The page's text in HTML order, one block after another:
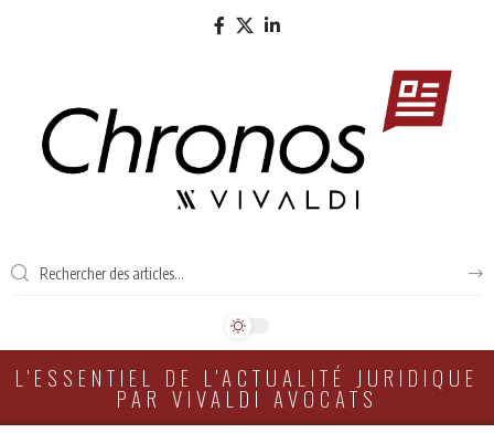
L'ESSENTIEL DE L'ACTUALITÉ JURIDIQUE
PAR VIVALDI AVOCATS